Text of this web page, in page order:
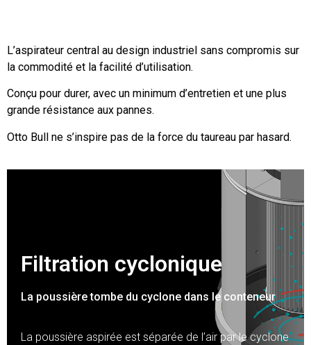
L’aspirateur central au design industriel sans compromis sur
la commodité et la facilité d’utilisation.
Conçu pour durer, avec un minimum d’entretien et une plus
grande résistance aux pannes.
Otto Bull ne s’inspire pas de la force du taureau par hasard.
Filtration cyclonique
La poussière tombe du cyclone dans le conteneur
La poussière aspirée est séparée de l’air par le cyclone